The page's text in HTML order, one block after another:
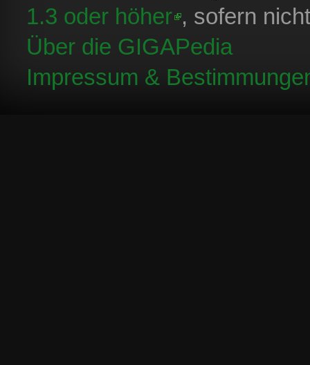
1.3 oder höher , sofern
Über die GIGAPedia
Impressum &